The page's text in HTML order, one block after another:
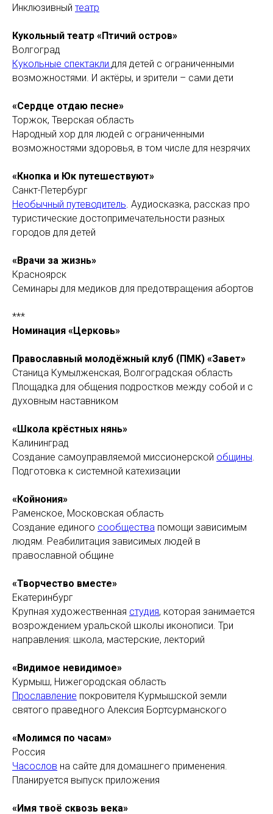
Инклюзивный театр
Кукольный театр «Птичий остров»
Волгоград
Кукольные спектакли для детей с ограниченными
возможностями. И актёры, и зрители – сами дети
«Сердце отдаю песне»
Торжок, Тверская область
Народный хор для людей с ограниченными
возможностями здоровья, в том числе для незрячих
«Кнопка и Юк путешествуют»
Санкт-Петербург
Необычный путеводитель. Аудиосказка, рассказ про
туристические достопримечательности разных
городов для детей
«Врачи за жизнь»
Красноярск
Семинары для медиков для предотвращения абортов
***
Номинация «Церковь»
Православный молодёжный клуб (ПМК) «Завет»
Станица Кумылженская, Волгоградская область
Площадка для общения подростков между собой и с
духовным наставником
«Школа крёстных нянь»
Калининград
Создание самоуправляемой миссионерской общины.
Подготовка к системной катехизации
«Койнония»
Раменское, Московская область
Создание единого сообщества помощи зависимым
людям. Реабилитация зависимых людей в
православной общине
«Творчество вместе»
Екатеринбург
Крупная художественная студия, которая занимается
возрождением уральской школы иконописи. Три
направления: школа, мастерские, лекторий
«Видимое невидимое»
Курмыш, Нижегородская область
Прославление покровителя Курмышской земли
святого праведного Алексия Бортсурманского
«Молимся по часам»
Россия
Часослов на сайте для домашнего применения.
Планируется выпуск приложения
«Имя твоё сквозь века»